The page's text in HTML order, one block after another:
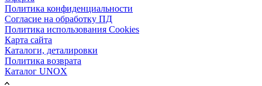
Политика конфиденциальности
Согласие на обработку ПД
Политика использования Cookies
Карта сайта
Каталоги, деталировки
Политика возврата
Каталог UNOX